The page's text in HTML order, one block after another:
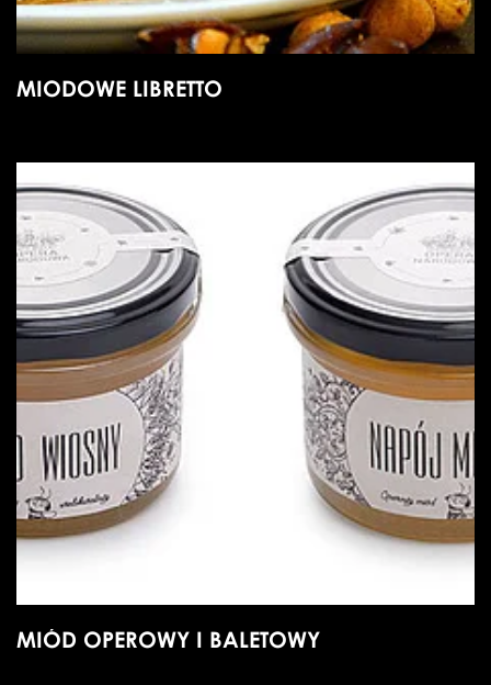
MIODOWE LIBRETTO
MIÓD OPEROWY I BALETOWY